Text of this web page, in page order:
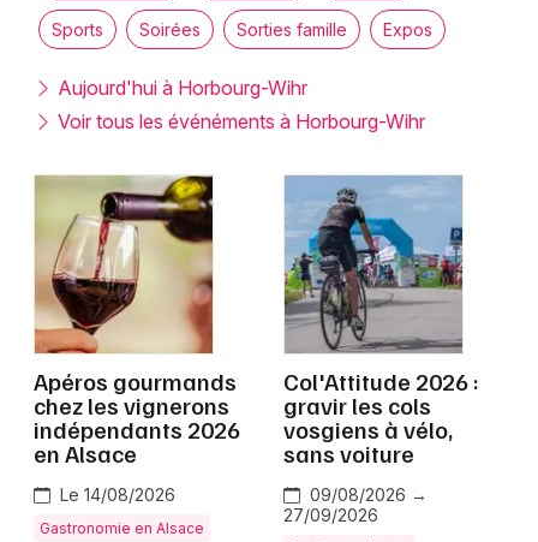
Foires & salons
Spectacles
Sports
Soirées
Sorties famille
Expos
Sorties & loisirs
Haut-Rhin
Mulhouse
Nantes
Paris
Strasbourg
Toulouse
Toutes les villes
Sports Soirées Sorties famille Expos
Aujourd'hui à Horbourg-Wihr
Voir tous les événéments à Horbourg-Wihr
Apéros gourmands
chez les vignerons
indépendants 2026
en Alsace
Le 14/08/2026
Gastronomie en Alsace
Col'Attitude 2026 :
gravir les cols
vosgiens à vélo,
sans voiture
09/08/2026 →
27/09/2026